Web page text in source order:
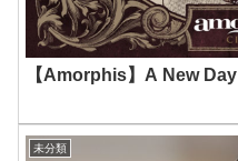
【Amorphis】A New Day
未分類